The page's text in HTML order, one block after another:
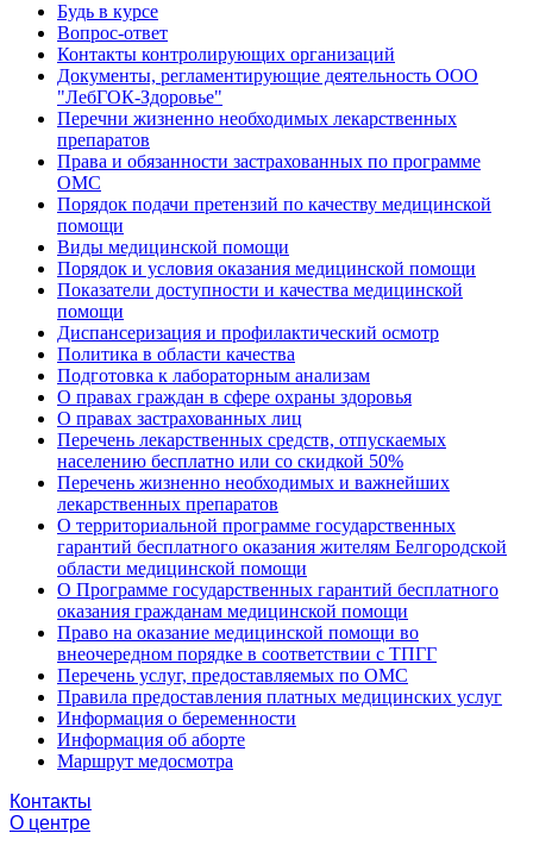
Будь в курсе
Вопрос-ответ
Контакты контролирующих организаций
Документы, регламентирующие деятельность ООО
"ЛебГОК-Здоровье"
Перечни жизненно необходимых лекарственных
препаратов
Права и обязанности застрахованных по программе
ОМС
Порядок подачи претензий по качеству медицинской
помощи
Виды медицинской помощи
Порядок и условия оказания медицинской помощи
Показатели доступности и качества медицинской
помощи
Диспансеризация и профилактический осмотр
Политика в области качества
Подготовка к лабораторным анализам
О правах граждан в сфере охраны здоровья
О правах застрахованных лиц
Перечень лекарственных средств, отпускаемых
населению бесплатно или со скидкой 50%
Перечень жизненно необходимых и важнейших
лекарственных препаратов
О территориальной программе государственных
гарантий бесплатного оказания жителям Белгородской
области медицинской помощи
О Программе государственных гарантий бесплатного
оказания гражданам медицинской помощи
Право на оказание медицинской помощи во
внеочередном порядке в соответствии с ТПГГ
Перечень услуг, предоставляемых по ОМС
Правила предоставления платных медицинских услуг
Информация о беременности
Информация об аборте
Маршрут медосмотра
Контакты
О центре